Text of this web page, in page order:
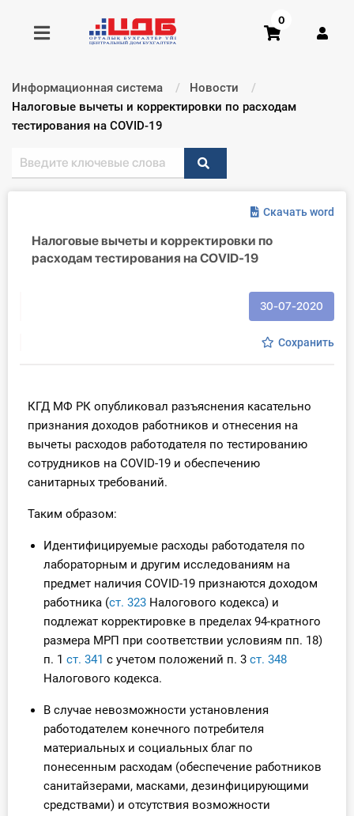
Получить консультацию
Главная ИС
Консультации
Вебинары
Справочник бухгалтера
Кадры. Труд. Зарплата.
Учет по отраслям
Юридический помощник
Интернет-магазин
О Системе
Обучение
Тарифы
0
Информационная система
Новости
Текущий:
Налоговые вычеты и корректировки по расходам
тестирования на COVID-19
Скачать word
Налоговые вычеты и корректировки по
расходам тестирования на COVID-19
30-07-2020
Сохранить
КГД МФ РК опубликовал разъяснения касательно
признания доходов работников и отнесения на
вычеты расходов работодателя по тестированию
сотрудников на COVID-19 и обеспечению
санитарных требований.
Таким образом:
Идентифицируемые расходы работодателя по
лабораторным и другим исследованиям на
предмет наличия COVID-19 признаются доходом
работника (ст. 323 Налогового кодекса) и
подлежат корректировке в пределах 94-кратного
размера МРП при соответствии условиям пп. 18)
п. 1 ст. 341 с учетом положений п. 3 ст. 348
Налогового кодекса.
В случае невозможности установления
работодателем конечного потребителя
материальных и социальных благ по
понесенным расходам (обеспечение работников
санитайзерами, масками, дезинфицирующими
средствами) и отсутствия возможности